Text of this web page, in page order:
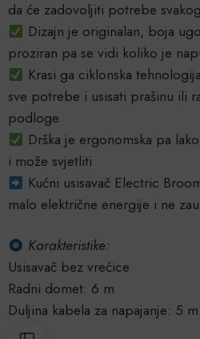
da će zadovoljiti potrebe
Dizajn je originalan, boja
proziran pa se vidi koliko je
Krasi ga ciklonska
sve potrebe i usisati prašinu ili
podloge
Drška je ergonomska pa
i može svjetliti
Kućni usisavač Electric
malo električne energije i ne
Karakteristike:
Usisavač bez vrećice
Radni domet: 6 m
Duljina kabela za napajanje: 5 m